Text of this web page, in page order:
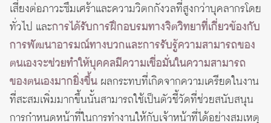
เสี่ยงต่อภาวะซึมเศร้าและความวิตกกังวลที่สูงกว่าบุคลากรโดย
ทั่วไป และการได้รับการฝึกอบรมทางจิตวิทยาที่เกี่ยวข้องกับ
การพัฒนาอารมณ์ทางบวกและการรับรู้ความสามารถของ
ตนเองจะช่วยทำให้บุคคลมีความเชื่อมั่นในความสามารถ
ของตนเองมากยิ่งขึ้น ผลกระทบที่เกิดจากความเครียดในงาน
ที่สะสมเพิ่มมากขึ้นนั้นสามารถใช้เป็นตัวชี้วัดที่ช่วยสนับสนุน
การกำหนดหน้าที่ในการทำงานให้กับเจ้าหน้าที่ได้อย่างสมเหตุ